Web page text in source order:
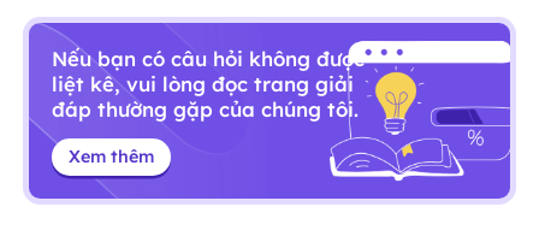
Nếu bạn có câu hỏi không được
liệt kê, vui lòng đọc trang giải
đáp thường gặp của chúng tôi.
Xem thêm